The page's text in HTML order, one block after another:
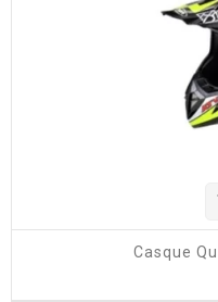
Casque